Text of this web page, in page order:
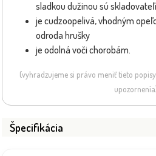
sladkou dužinou sú
je cudzoopelivá, vhodným
odroda hrušky
je odolná voči chorobám.
(vyhradzujeme si právo meniť tieto
Špecifikácia